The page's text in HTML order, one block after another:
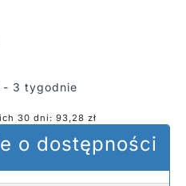
- 3 tygodnie
30 dni: 93,28 zł
o dostępności